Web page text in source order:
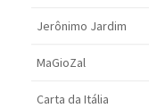
Jerônimo Jardim
MaGioZal
Carta da Itália